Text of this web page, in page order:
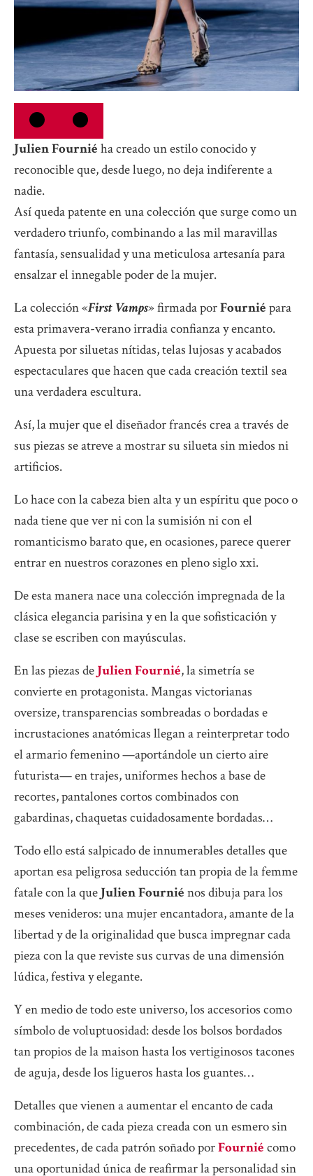
Julien Fournié ha creado un estilo conocido y
reconocible que, desde luego, no deja indiferente a
nadie.
Así queda patente en una colección que surge como un
verdadero triunfo, combinando a las mil maravillas
fantasía, sensualidad y una meticulosa artesanía para
ensalzar el innegable poder de la mujer.
La colección «First Vamps» firmada porFournié para
esta primavera-verano irradia confianza y encanto.
Apuesta por siluetas nítidas, telas lujosas y acabados
espectaculares que hacen que cada creación textil sea
una verdadera escultura.
Así, la mujer que el diseñador francés crea a través de
sus piezas se atreve a mostrar su silueta sin miedos ni
artificios.
Lo hace con la cabeza bien alta y un espíritu que poco o
nada tiene que ver ni con la sumisión ni con el
romanticismo barato que, en ocasiones, parece querer
entrar en nuestros corazones en pleno siglo xxi.
De esta manera nace una colección impregnada de la
clásica elegancia parisina y en la que sofisticación y
clase se escriben con mayúsculas.
En las piezas deJulien Fournié, la simetría se
convierte en protagonista. Mangas victorianas
oversize, transparencias sombreadas o bordadas e
incrustaciones anatómicas llegan a reinterpretar todo
el armario femenino —aportándole un cierto aire
futurista— en trajes, uniformes hechos a base de
recortes, pantalones cortos combinados con
gabardinas, chaquetas cuidadosamente bordadas…
Todo ello está salpicado de innumerables detalles que
aportan esa peligrosa seducción tan propia de la femme
fatale con la queJulien Fournié nos dibuja para los
meses venideros: una mujer encantadora, amante de la
libertad y de la originalidad que busca impregnar cada
pieza con la que reviste sus curvas de una dimensión
lúdica, festiva y elegante.
Y en medio de todo este universo, los accesorios como
símbolo de voluptuosidad: desde los bolsos bordados
tan propios de la maison hasta los vertiginosos tacones
de aguja, desde los ligueros hasta los guantes…
Detalles que vienen a aumentar el encanto de cada
combinación, de cada pieza creada con un esmero sin
precedentes, de cada patrón soñado porFournié como
una oportunidad única de reafirmar la personalidad sin